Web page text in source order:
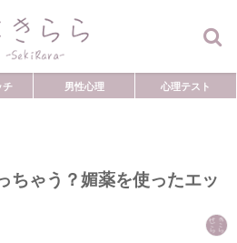
チ 男性心理 心理テスト
ちゃう？媚薬を使ったエッ